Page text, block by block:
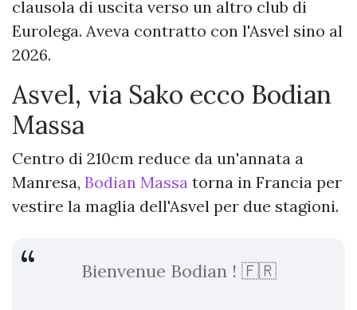
clausola di uscita verso un altro club di
Eurolega. Aveva contratto con l'Asvel sino al
2026.
Asvel, via Sako ecco Bodian
Massa
Centro di 210cm reduce da un'annata a
Manresa, Bodian Massa torna in Francia per
vestire la maglia dell'Asvel per due stagioni.
Bienvenue Bodian ! 🇫🇷